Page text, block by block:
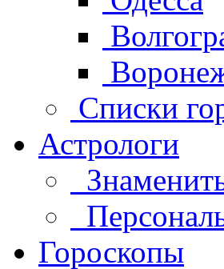
Списки
Астрологи
Гороскопы